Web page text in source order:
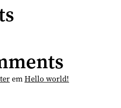
emHello world!